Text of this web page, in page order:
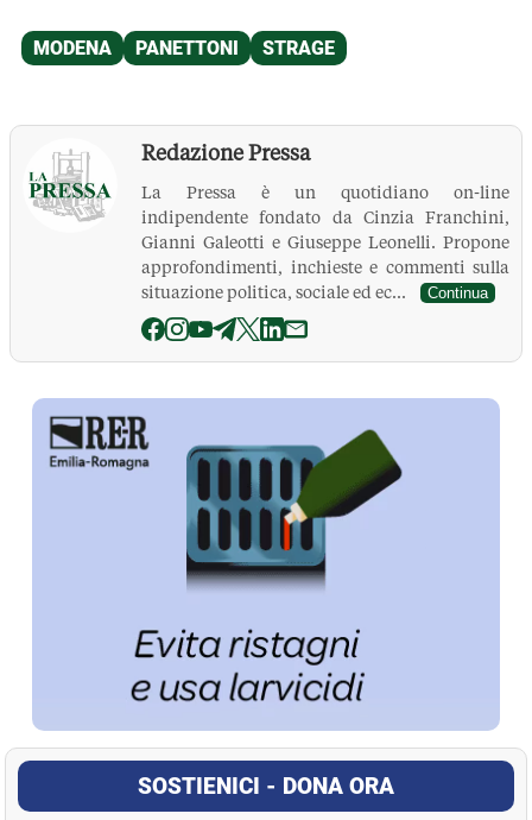
Redazione Pressa
La Pressa è un quotidiano on-line
indipendente fondato da Cinzia Franchini,
Gianni Galeotti e Giuseppe Leonelli. Propone
approfondimenti, inchieste e commenti sulla
situazione politica, sociale ed ec...
Continua
La Pressa
SOSTIENICI - DONA ORA